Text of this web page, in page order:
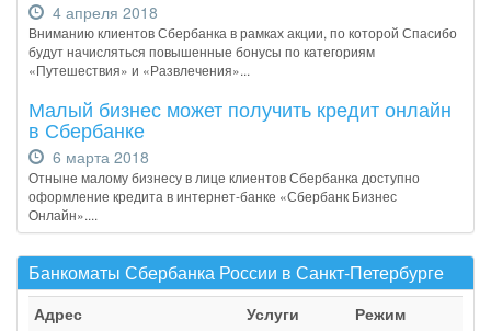
4 апреля 2018
Вниманию клиентов Сбербанка в рамках акции, по которой Спасибо
будут начисляться повышенные бонусы по категориям
«Путешествия» и «Развлечения»...
Малый бизнес может получить кредит онлайн
в Сбербанке
6 марта 2018
Отныне малому бизнесу в лице клиентов Сбербанка доступно
оформление кредита в интернет-банке «Сбербанк Бизнес
Онлайн»....
Банкоматы Сбербанка России в Санкт-Петербурге
Адрес Услуги
Режим